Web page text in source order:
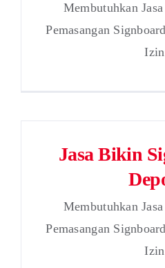
Membutuhkan
Pemasangan
Izin
Jasa Bikin
Membutuhkan
Pemasangan
Izin